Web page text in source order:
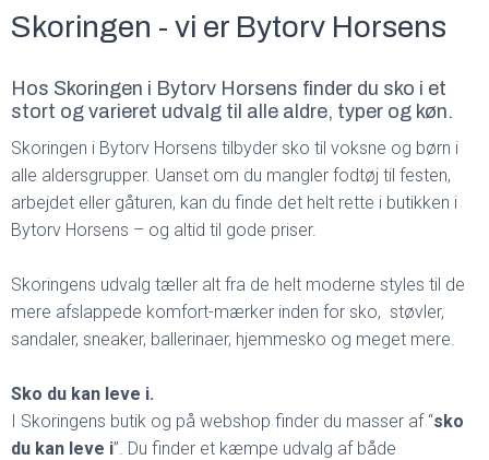
Skoringen - vi er Bytorv Horsens
Hos Skoringen i Bytorv Horsens finder du sko i et
stort og varieret udvalg til alle aldre, typer og køn.
Skoringen i Bytorv Horsens tilbyder sko til voksne og børn i
alle aldersgrupper. Uanset om du mangler fodtøj til festen,
arbejdet eller gåturen, kan du finde det helt rette i butikken i
Bytorv Horsens – og altid til gode priser.
Skoringens udvalg tæller alt fra de helt moderne styles til de
mere afslappede komfort-mærker inden for sko, støvler,
sandaler, sneaker, ballerinaer, hjemmesko og meget mere.
Sko du kan leve i.
I Skoringens butik og på webshop finder du masser af “sko
du kan leve i”. Du finder et kæmpe udvalg af både